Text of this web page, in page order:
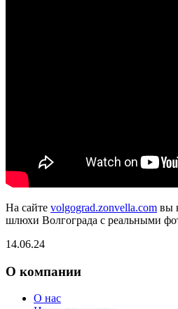
На сайте volgograd.zonvella.com вы
шлюхи Волгограда с реальными
14.06.24
О компании
О нас